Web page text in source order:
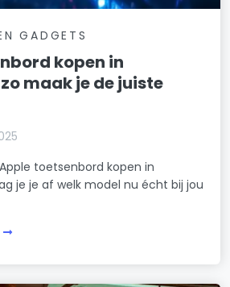
GADGETS
kopen in
maak je de juiste
toetsenbord kopen in
je je af welk model nu écht bij jou